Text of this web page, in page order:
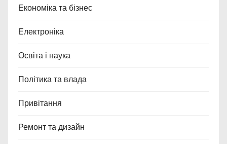
Економіка та бізнес
Електроніка
Освіта і наука
Політика та влада
Привітання
Ремонт та дизайн